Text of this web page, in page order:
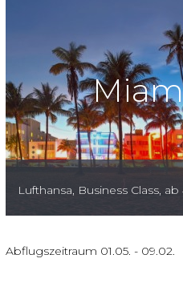
Lufthansa, Business Class, ab
Abflugszeitraum 01.05. - 09.02.